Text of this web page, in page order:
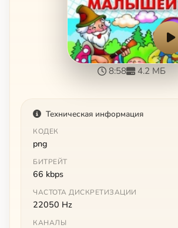
8:58 4.2 МБ
Техническая информация
КОДЕК
png
БИТРЕЙТ
66 kbps
ЧАСТОТА ДИСКРЕТИЗАЦИИ
22050 Hz
КАНАЛЫ